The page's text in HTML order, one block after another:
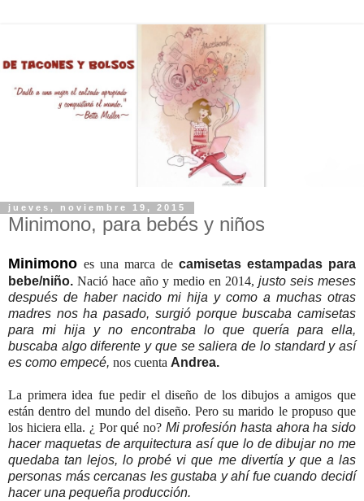
jueves, noviembre 19, 2015
Minimono, para bebés y niños
Minimono es una marca de camisetas estampadas para
bebe/niño. Nació hace año y medio en 2014, justo seis meses
después de haber nacido mi hija y como a muchas otras
madres nos ha pasado, surgió porque buscaba camisetas
para mi hija y no encontraba lo que quería para ella,
buscaba algo diferente y que se saliera de lo standard y así
es como empecé, nos cuenta Andrea.
La primera idea fue pedir el diseño de los dibujos a amigos que
están dentro del mundo del diseño. Pero su marido le propuso que
los hiciera ella. ¿ Por qué no? Mi profesión hasta ahora ha sido
hacer maquetas de arquitectura así que lo de dibujar no me
quedaba tan lejos, lo probé vi que me divertía y que a las
personas más cercanas les gustaba y ahí fue cuando decidí
hacer una pequeña producción.